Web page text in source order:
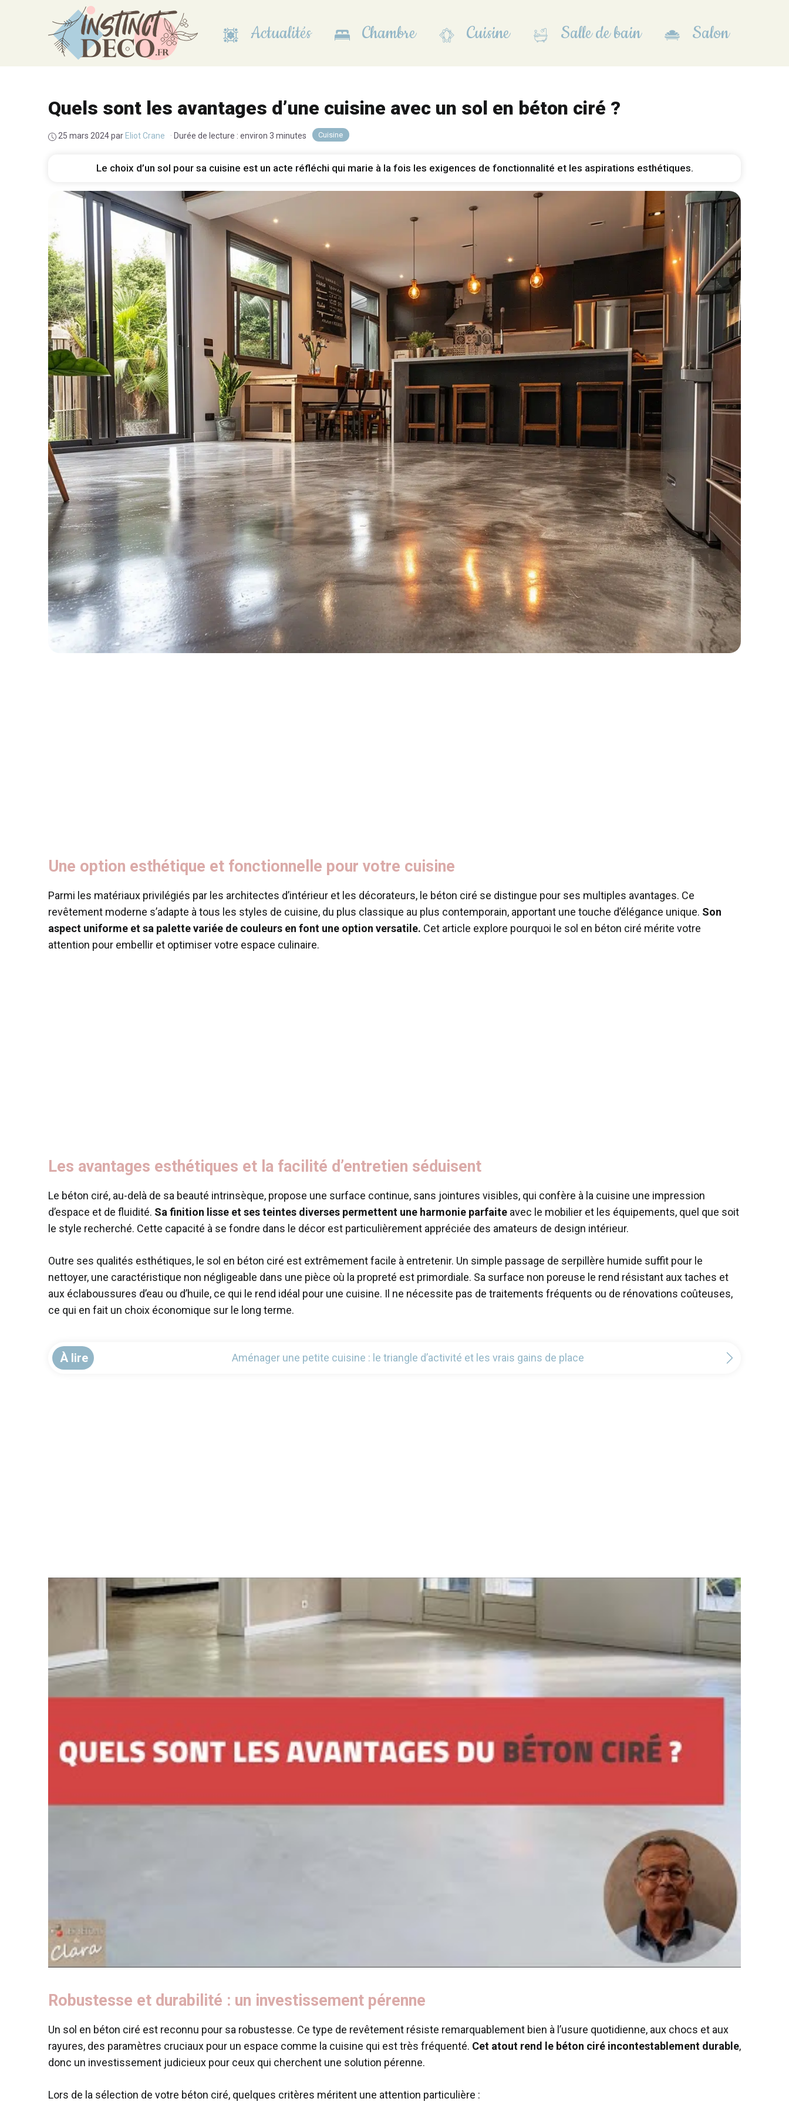
Actualités Chambre Cuisine Salle de bain Salon
Cuisine
Quels sont les avantages d’une cuisine avec un sol en béton ciré ?
25 mars 2024par Eliot Crane · Durée de lecture : environ 3 minutes
Le choix d’un sol pour sa cuisine est un acte réfléchi qui marie à la fois les exigences de fonctionnalité et les aspirations esthétiques.
Une option esthétique et fonctionnelle pour votre cuisine
Parmi les matériaux privilégiés par les architectes d’intérieur et les décorateurs, le béton ciré se distingue pour ses multiples avantages. Ce
revêtement moderne s’adapte à tous les styles de cuisine, du plus classique au plus contemporain, apportant une touche d’élégance unique. Son
aspect uniforme et sa palette variée de couleurs en font une option versatile. Cet article explore pourquoi le sol en béton ciré mérite votre
attention pour embellir et optimiser votre espace culinaire.
Les avantages esthétiques et la facilité d’entretien séduisent
Le béton ciré, au-delà de sa beauté intrinsèque, propose une surface continue, sans jointures visibles, qui confère à la cuisine une impression
d’espace et de fluidité. Sa finition lisse et ses teintes diverses permettent une harmonie parfaite avec le mobilier et les équipements, quel que soit
le style recherché. Cette capacité à se fondre dans le décor est particulièrement appréciée des amateurs de design intérieur.
Outre ses qualités esthétiques, le sol en béton ciré est extrêmement facile à entretenir. Un simple passage de serpillère humide suffit pour le
nettoyer, une caractéristique non négligeable dans une pièce où la propreté est primordiale. Sa surface non poreuse le rend résistant aux taches et
aux éclaboussures d’eau ou d’huile, ce qui le rend idéal pour une cuisine. Il ne nécessite pas de traitements fréquents ou de rénovations coûteuses,
ce qui en fait un choix économique sur le long terme.
À lire Aménager une petite cuisine : le triangle d’activité et les vrais gains de place
Robustesse et durabilité : un investissement pérenne
Un sol en béton ciré est reconnu pour sa robustesse. Ce type de revêtement résiste remarquablement bien à l’usure quotidienne, aux chocs et aux
rayures, des paramètres cruciaux pour un espace comme la cuisine qui est très fréquenté. Cet atout rend le béton ciré incontestablement durable,
donc un investissement judicieux pour ceux qui cherchent une solution pérenne.
Lors de la sélection de votre béton ciré, quelques critères méritent une attention particulière :